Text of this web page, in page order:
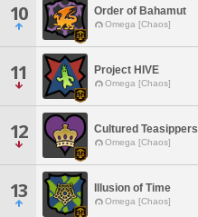
10 Order of Bahamut
Omega [Chaos]
11 Project HIVE
Omega [Chaos]
12 Cultured Teasippers
Omega [Chaos]
13 Illusion of Time
Omega [Chaos]